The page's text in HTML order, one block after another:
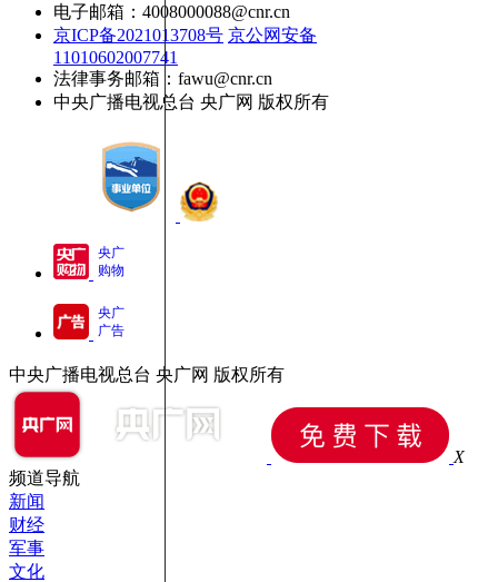
电子邮箱：4008000088@cnr.cn
京ICP备2021013708号 京公网安备
11010602007741
法律事务邮箱：fawu@cnr.cn
中央广播电视总台 央广网 版权所有
央广
购物
央广
广告
中央广播电视总台 央广网 版权所有
X
频道导航
新闻
财经
军事
文化